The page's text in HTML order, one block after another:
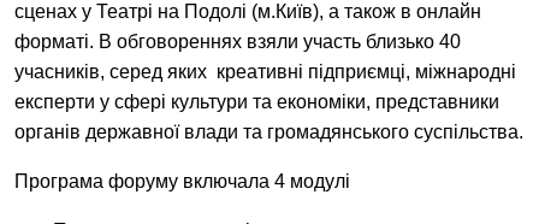
сценах у Театрі на Подолі (м.Київ), а також в онлайн
форматі. В обговореннях взяли участь близько 40
учасників, серед яких креативні підприємці, міжнародні
експерти у сфері культури та економіки, представники
органів державної влади та громадянського суспільства.
Програма форуму включала 4 модулі